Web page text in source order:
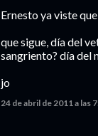
Ernesto ya viste
que sigue, día del
sangriento? día del
jo
24 de abril de 2011 a las